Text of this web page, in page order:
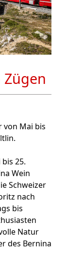
von Mai bis
.
25.
Wein
Schweizer
nach
bis
Natur
des Bernina